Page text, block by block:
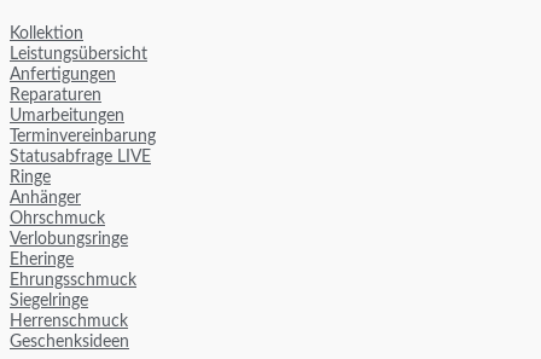
Kollektion
Leistungsübersicht
Anfertigungen
Reparaturen
Umarbeitungen
Terminvereinbarung
Statusabfrage LIVE
Ringe
Anhänger
Ohrschmuck
Verlobungsringe
Eheringe
Ehrungsschmuck
Siegelringe
Herrenschmuck
Geschenksideen